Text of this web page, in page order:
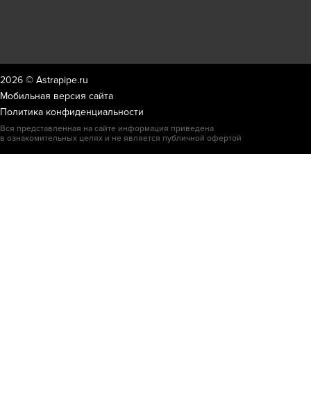
2026 © Astrapipe.ru
Мобильная версия сайта
Политика конфиденциальности
Вся представленная на сайте информация приведена
в ознакомительных целях и не является публичной офертой